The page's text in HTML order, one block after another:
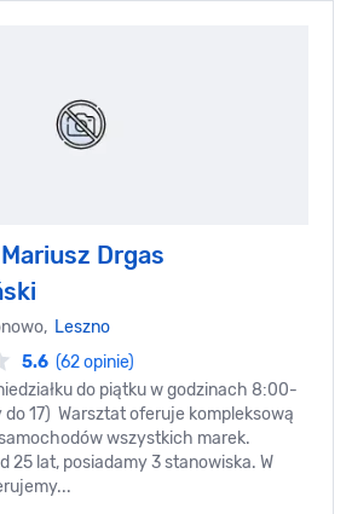
Drgas
Leszno
5.6 (62 opinie)
do piątku w godzinach 8:00-
17) Warsztat oferuje kompleksową
wszystkich marek.
25 lat, posiadamy 3 stanowiska. W